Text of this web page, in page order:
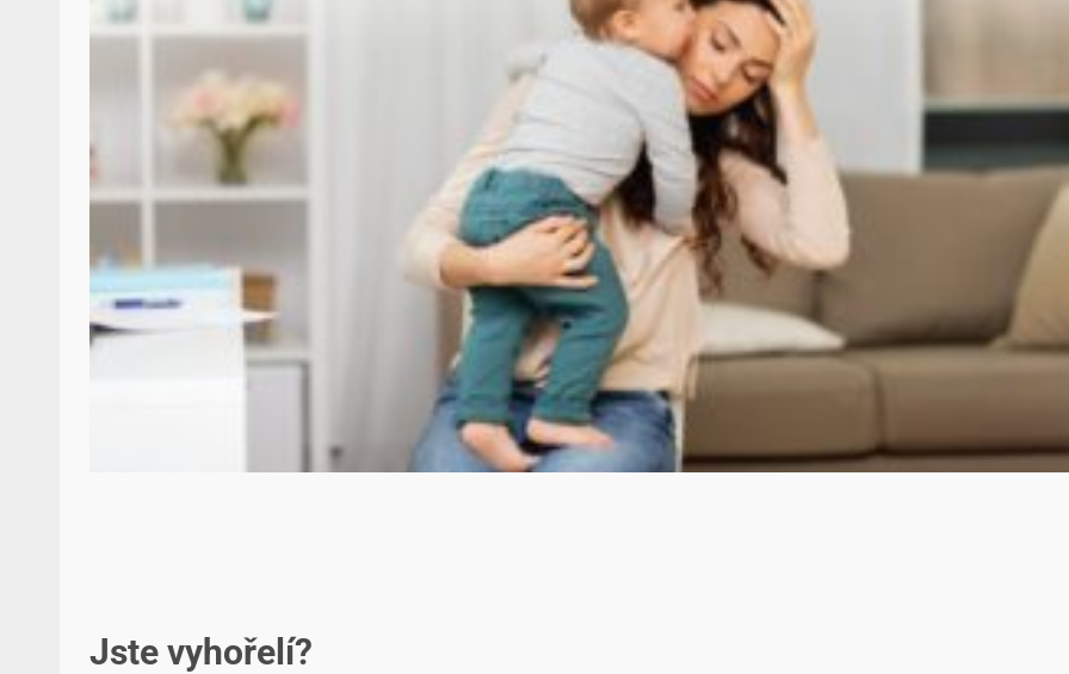
Jste vyhořelí?